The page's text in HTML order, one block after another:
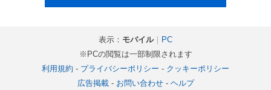
表示： モバイル｜ PC
※PCの閲覧は一部制限されます
利用規約 - プライバシーポリシー - クッキーポリシー
広告掲載- お問い合わせ- ヘルプ